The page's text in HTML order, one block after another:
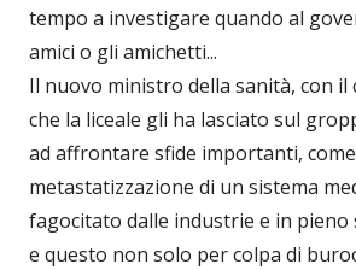
tempo a investigare quando al
amici o gli amichetti...
Il nuovo ministro della sanità, con il
che la liceale gli ha lasciato sul
ad affrontare sfide importanti,
metastatizzazione di un sistema
fagocitato dalle industrie e in pieno
e questo non solo per colpa di